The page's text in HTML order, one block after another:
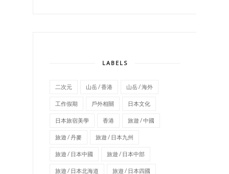
LABELS
二次元 山岳 / 香港 山岳 / 海外
工作假期 戶外相關 日本文化
日本旅宿美學 香港 旅遊 / 中國
旅遊 / 丹麥 旅遊 / 日本九州
旅遊 / 日本中國 旅遊 / 日本中部
旅遊 / 日本北海道 旅遊 / 日本四國